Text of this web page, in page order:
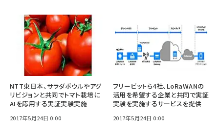
NTT東日本、サラダボウルやアグ
リビジョンと共同でトマト栽培に
AIを応用する実証実験実施
2017年5月24日 0:00
フリービットら4社、LoRaWANの
活用を希望する企業と共同で実証
実験を実施するサービスを提供
2017年5月24日 0:00